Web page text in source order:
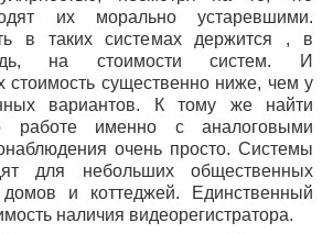
их морально устаревшими.
в таких системах держится , в
на стоимости систем. И
стоимость существенно ниже, чем у
вариантов. К тому же найти
работе именно с аналоговыми
очень просто. Системы
для небольших общественных
и коттеджей. Единственный
наличия видеорегистратора.